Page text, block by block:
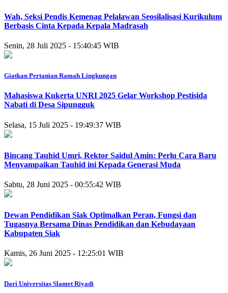
Wah, Seksi Pendis Kemenag Pelalawan Seosilalisasi Kurikulum
Berbasis Cinta Kepada Kepala Madrasah
Senin, 28 Juli 2025 - 15:40:45 WIB
Giatkan Pertanian Ramah Lingkungan
Mahasiswa Kukerta UNRI 2025 Gelar Workshop Pestisida
Nabati di Desa Sipungguk
Selasa, 15 Juli 2025 - 19:49:37 WIB
Bincang Tauhid Umri, Rektor Saidul Amin: Perlu Cara Baru
Menyampaikan Tauhid ini Kepada Generasi Muda
Sabtu, 28 Juni 2025 - 00:55:42 WIB
Dewan Pendidikan Siak Optimalkan Peran, Fungsi dan
Tugasnya Bersama Dinas Pendidikan dan Kebudayaan
Kabupaten Siak
Kamis, 26 Juni 2025 - 12:25:01 WIB
Dari Universitas Slamet Riyadi